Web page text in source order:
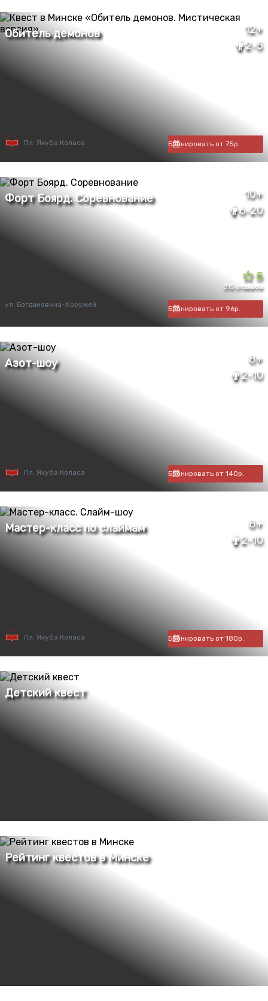
12+
2-5
Пл. Якуба Коласа Бронировать от 75р.
10+
6-20
5
315 отзывов
ул. Богдановича-Хоружей Бронировать от 96р.
8+
2-10
Пл. Якуба Коласа Бронировать от 140р.
8+
2-10
Пл. Якуба Коласа Бронировать от 180р.